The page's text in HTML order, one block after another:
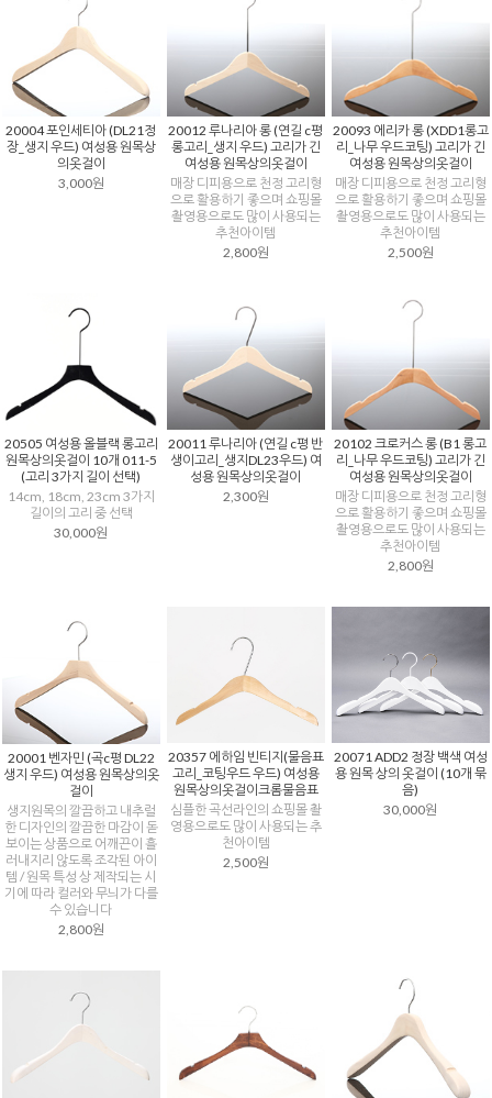
20004 포인세티아 (DL21정
장_생지 우드) 여성용 원목상
의옷걸이
3,000원
20012 루나리아 롱 (연길 c평
롱고리_생지 우드) 고리가 긴
여성용 원목상의옷걸이
매장 디피용으로 천정 고리형
으로 활용하기 좋으며 쇼핑몰
촬영용으로도 많이 사용되는
추천아이템
2,800원
20093 에리카 롱 (XDD1롱고
리_나무 우드코팅) 고리가 긴
여성용 원목상의옷걸이
매장 디피용으로 천정 고리형
으로 활용하기 좋으며 쇼핑몰
촬영용으로도 많이 사용되는
추천아이템
2,500원
20505 여성용 올블랙 롱고리
원목상의옷걸이 10개 011-5
(고리 3가지 길이 선택)
14cm, 18cm, 23cm 3가지
길이의 고리 중 선택
30,000원
20011 루나리아 (연길 c평 반
생이고리_생지DL23우드) 여
성용 원목상의옷걸이
2,300원
20102 크로커스 롱 (B1 롱고
리_나무 우드코팅) 고리가 긴
여성용 원목상의옷걸이
매장 디피용으로 천정 고리형
으로 활용하기 좋으며 쇼핑몰
촬영용으로도 많이 사용되는
추천아이템
2,800원
20001 벤자민 (곡c평 DL22
생지 우드) 여성용 원목상의옷
걸이
생지원목의 깔끔하고 내추럴
한 디자인의 깔끔한 마감이 돋
보이는 상품으로 어깨끈이 흘
러내지리 않도록 조각된 아이
템 / 원목 특성 상 제작되는 시
기에 따라 컬러와 무늬가 다를
수 있습니다
2,800원
20357 에하임 빈티지(물음표
고리_코팅우드 우드) 여성용
원목상의옷걸이크롬물음표
심플한 곡선라인의 쇼핑몰 촬
영용으로도 많이 사용되는 추
천아이템
2,500원
20071 ADD2 정장 백색 여성
용 원목 상의 옷걸이 (10개 묶
음)
30,000원